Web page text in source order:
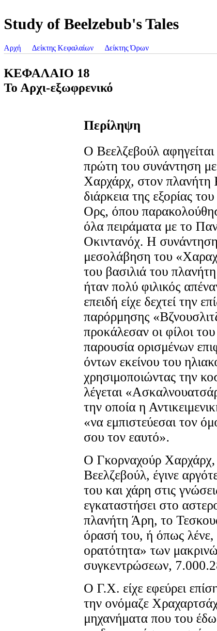
Study of Beelzebub's Tales
Αρχή Δείκτης Κεφαλαίων Δείκτης Όρων
ΚΕΦΑΛΑΙΟ 18
Το Αρχι-εξωφρενικό
Περίληψη
O Βεελζεβούλ
πρώτη του συνάντηση
Χαρχάρχ, στον πλανήτη
διάρκεια της εξορίας
Ορς, όπου
όλα πειράματα με το
Οκιντανόχ. Η
μεσολάβηση του
του βασιλιά του
ήταν πολύ φιλικός
επειδή είχε δεχτεί την
παρόρμησης
προκάλεσαν οι φίλοι
παρουσία ορισμένων
όντων εκείνου του
χρησιμοποιώντας την
λέγεται
την οποία η
«να εμπιστεύεσαι τον
σου τον εαυτό».
Ο Γκορναχούρ Χαρχάρχ,
Βεελζεβούλ, έγινε
του και χάρη στις
εγκαταστήσει στο
πλανήτη Άρη, το
όρασή του, ή όπως λένε,
ορατότητα» των
συγκεντρώσεων,
Ο Γ.Χ. είχε εφεύρει
την ονόμαζε
μηχανήματα που του